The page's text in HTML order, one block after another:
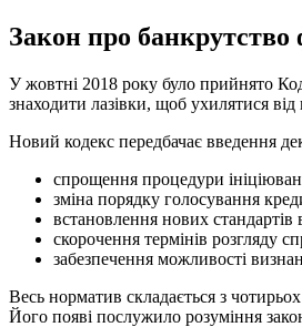
Закон про банкрутство
У жовтні 2018 року було прийнято
знаходити лазівки, щоб ухилятися
Новий кодекс передбачає введення
спрощення процедури
зміна порядку голосування
встановлення нових стандартів
скорочення термінів розгляду
забезпечення можливості
Весь норматив складається з
Його появі послужило розуміння